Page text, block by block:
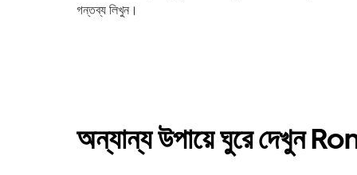
গন্তব্য লিখুন।
অন্যান্য উপায়ে ঘুরে দেখুন